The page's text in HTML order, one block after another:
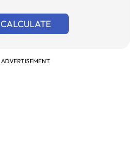
CALCULATE
ADVERTISEMENT